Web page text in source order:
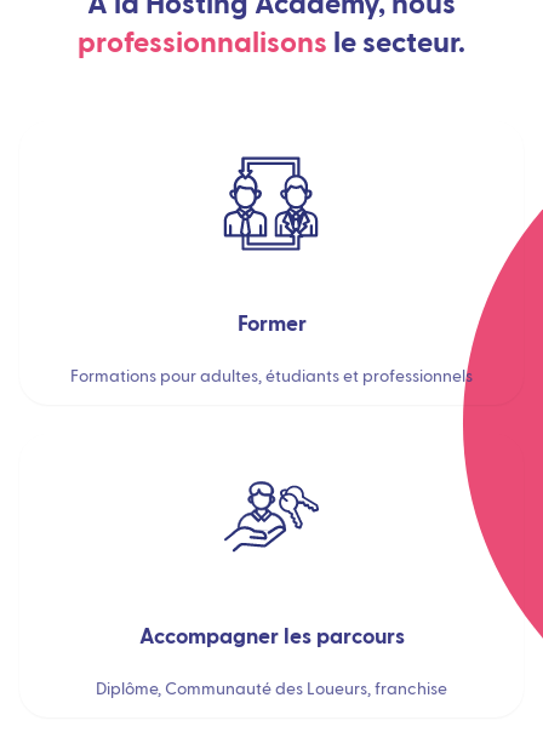
professionnalisons le secteur.
Former
Formations pour adultes, étudiants et professionnels
Accompagner les parcours
Diplôme, Communauté des Loueurs, franchise